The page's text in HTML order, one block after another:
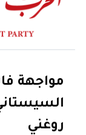
مواجهة
روغني